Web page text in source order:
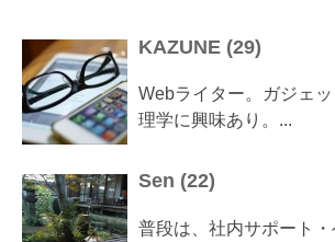
KAZUNE (29)
Webライター。ガジェ
理学に興味あり。...
Sen (22)
普段は、社内サポート